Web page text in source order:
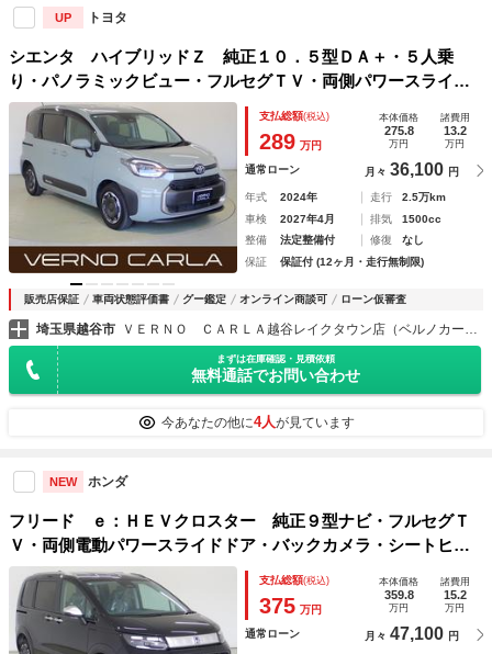
UP トヨタ
シエンタ ハイブリッドＺ 純正１０．５型ＤＡ＋・５人乗
り・パノラミックビュー・フルセグＴＶ・両側パワースライド
ドア・ＰＤＡ・レーダークルーズコントロール・レーンキープ
アシスト・シートヒーター・ステアリングヒーター・ＥＴＣ
支払総額(税込)
289 万円
本体価格
275.8
万円
諸費用
13.2
万円
通常ローン 月々 36,100 円
年式 2024年 走行
2.5万km
車検
2027年4月 排気
1500cc
整備
法定整備付 修復
なし
保証
保証付 (12ヶ月・走行無制限)
販売店保証 車両状態評価書 グー鑑定 オンライン商談可 ローン仮審査
埼玉県越谷市
まずは在庫確認・見積依頼
無料通話でお問い合わせ
今あなたの他に4人が見ています
NEW ホンダ
フリード ｅ：ＨＥＶクロスター 純正９型ナビ・フルセグＴ
Ｖ・両側電動パワースライドドア・バックカメラ・シートヒー
ター・アダプティブクルーズコントロール・レーンキープアシ
スト・衝突軽減ブレーキ・ＢＳＭ・ハーフレザーシート・ＬＥ
Ｄ
支払総額(税込)
375 万円
本体価格
359.8
万円
諸費用
15.2
万円
通常ローン 月々 47,100 円